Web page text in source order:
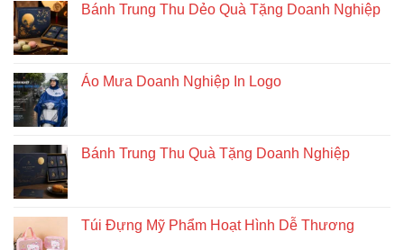
Bánh Trung Thu Dẻo Quà Tặng Doanh Nghiệp
Áo Mưa Doanh Nghiệp In Logo
Bánh Trung Thu Quà Tặng Doanh Nghiệp
Túi Đựng Mỹ Phẩm Hoạt Hình Dễ Thương